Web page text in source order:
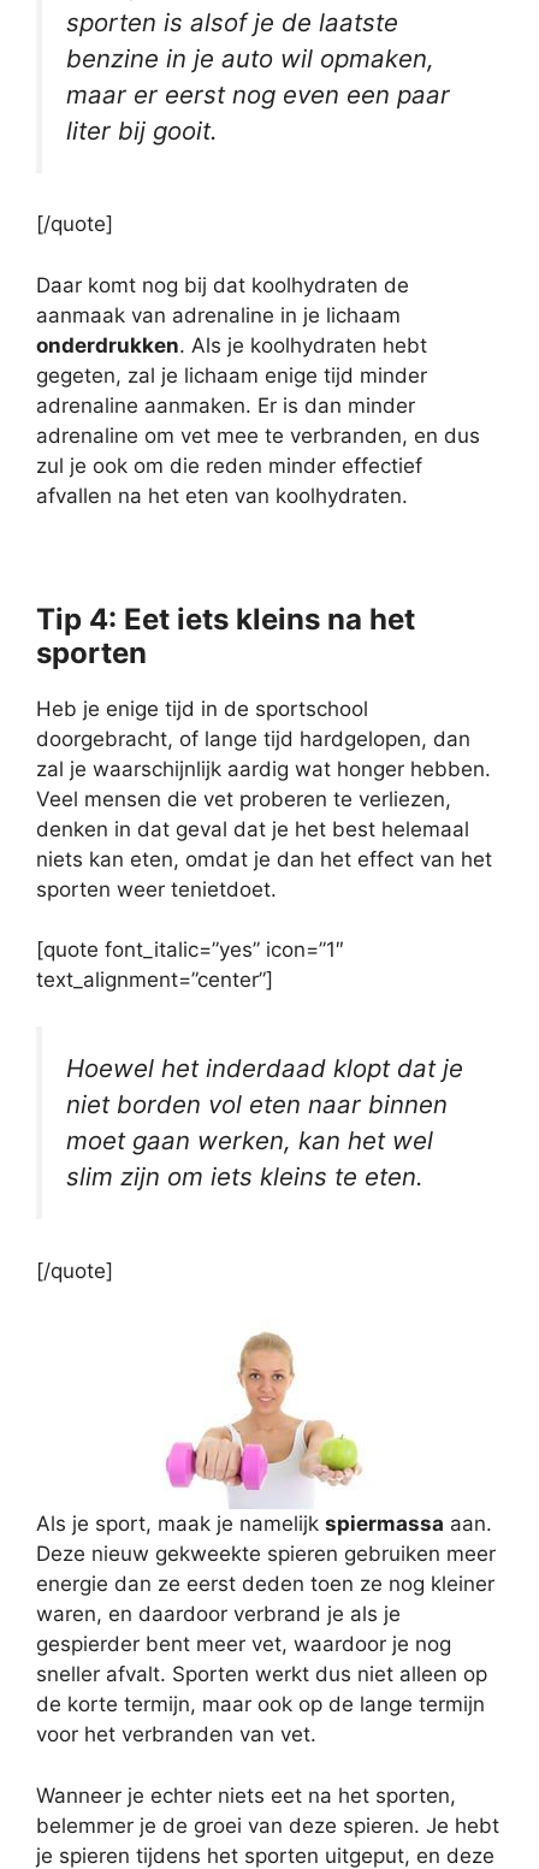
sporten is alsof je de laatste
benzine in je auto wil opmaken,
maar er eerst nog even een paar
liter bij gooit.
[/quote]
Daar komt nog bij dat koolhydraten de
aanmaak van adrenaline in je lichaam
onderdrukken. Als je koolhydraten hebt
gegeten, zal je lichaam enige tijd minder
adrenaline aanmaken. Er is dan minder
adrenaline om vet mee te verbranden, en dus
zul je ook om die reden minder effectief
afvallen na het eten van koolhydraten.
Tip 4: Eet iets kleins na het
sporten
Heb je enige tijd in de sportschool
doorgebracht, of lange tijd hardgelopen, dan
zal je waarschijnlijk aardig wat honger hebben.
Veel mensen die vet proberen te verliezen,
denken in dat geval dat je het best helemaal
niets kan eten, omdat je dan het effect van het
sporten weer tenietdoet.
[quote font_italic=”yes” icon=”1″
text_alignment=”center”]
Hoewel het inderdaad klopt dat je
niet borden vol eten naar binnen
moet gaan werken, kan het wel
slim zijn om iets kleins te eten.
[/quote]
Als je sport, maak je namelijk spiermassa aan.
Deze nieuw gekweekte spieren gebruiken meer
energie dan ze eerst deden toen ze nog kleiner
waren, en daardoor verbrand je als je
gespierder bent meer vet, waardoor je nog
sneller afvalt. Sporten werkt dus niet alleen op
de korte termijn, maar ook op de lange termijn
voor het verbranden van vet.
Wanneer je echter niets eet na het sporten,
belemmer je de groei van deze spieren. Je hebt
je spieren tijdens het sporten uitgeput, en deze